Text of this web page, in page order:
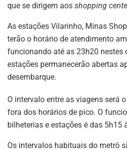
que se dirigem aos shopping
As estações Vilarinho, Minas
terão o horário de atendimento
funcionando até as 23h20 nestes
estações permanecerão abertas
desembarque.
O intervalo entre as viagens será
fora dos horários de pico. O
bilheterias e estações é das 5h15
Os intervalos habituais do metrô